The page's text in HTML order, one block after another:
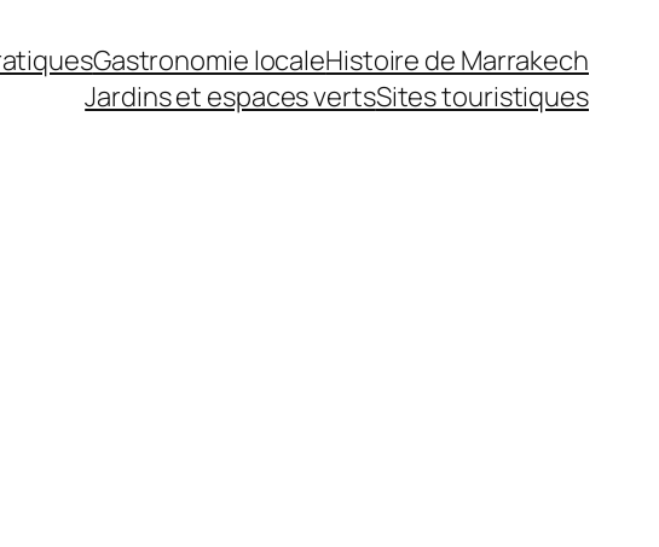
Gastronomie localeHistoire de Marrakech
Jardins et espaces vertsSites touristiques